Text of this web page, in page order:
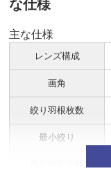
な仕様
主な仕様
レンズ構成
画角
絞り羽根枚数
最小絞り